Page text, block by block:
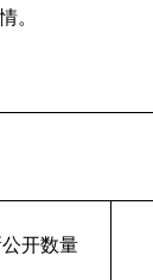
。
开数量